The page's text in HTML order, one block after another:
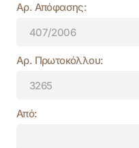
Αρ. Απόφασης:
Αρ. Πρωτοκόλλου:
Από: